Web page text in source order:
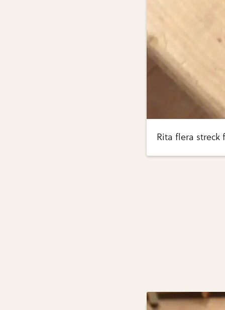
Rita flera streck